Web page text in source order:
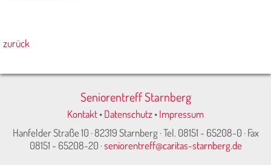
zurück
Seniorentreff Starnberg
Kontakt•Datenschutz•Impressum
Hanfelder Straße 10 · 82319 Starnberg · Tel. 08151 - 65208-0 · Fax
08151 - 65208-20 ·seniorentreff@caritas-starnberg.de